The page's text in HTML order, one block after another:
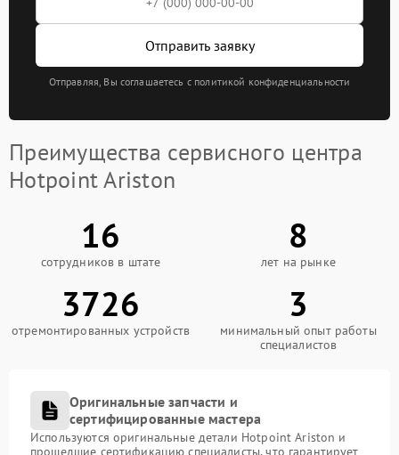
Отправить заявку
Отправляя, Вы соглашаетесь с политикой конфиденциальности
Преимущества сервисного центра
Hotpoint Ariston
16
сотрудников в штате
8
лет на рынке
3726
отремонтированных устройств
3
минимальный опыт работы
специалистов
Оригинальные запчасти и
сертифицированные мастера
Используются оригинальные детали Hotpoint Ariston и
прошедшие сертификацию специалисты, что гарантирует